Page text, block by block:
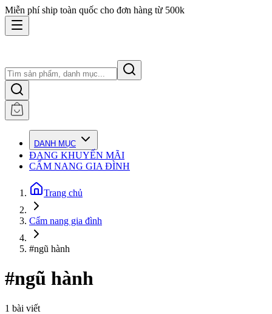
Miễn phí ship toàn quốc cho đơn hàng từ 500k
DANH MỤC
ĐANG KHUYẾN MÃI
CẨM NANG GIA ĐÌNH
Trang chủ
Cẩm nang gia đình
#ngũ hành
#ngũ hành
1 bài viết